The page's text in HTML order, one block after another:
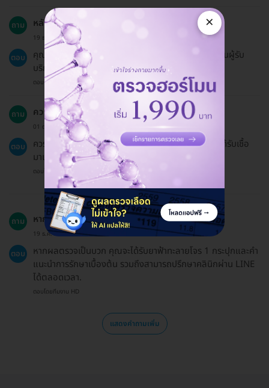
ถาม หลังจากตรวจแล้วต้องรอผลนานแค่ไหน?
19 ธ.ค. 2024
ตอบ
คุณจะได้รับผลตรวจภายในเวลา 10 นาที ขึ้นอยู่กับจำนวนผู้รับ
บริการในวันนั้น.
ตอบโดยทีมงาน HD
ถาม ควรตรวจหาเชื้อ COVID-19 เมื่อไหร่?
01 ต.ค. 2023
ตอบ
ควรตรวจหลังจากมีอาการป่วย 5-14 วัน หรือหลังจากได้รับเชื้อ
มาแล้วเพื่อให้ได้ผลลัพธ์ที่แม่นยำ.
ตอบโดยทีมงาน HD
ถาม หากผลตรวจเป็นบวกจะต้องทำอย่างไร?
19 ธ.ค. 2024
ตอบ
หากผลตรวจเป็นบวก คุณจะได้รับยาฟ้าทะลายโจร 1 กระปุกและคำ
แนะนำการรักษาเบื้องต้น รวมถึงสามารถปรึกษาคลินิกผ่าน LINE
ได้ตลอดเวลา.
ตอบโดยทีมงาน HD
แสดงคำถามเพิ่ม
×